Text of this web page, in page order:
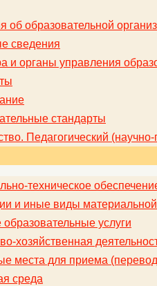
об образовательной
сведения
и органы управления
стандарты
Педагогический (научно-
техническое
и иные виды
услуги
хозяйственная
места для приема
среда